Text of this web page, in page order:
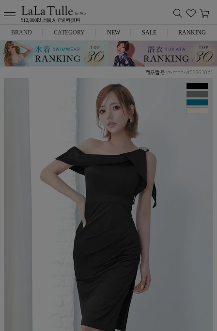
¥12,000以上購入で送料無料
BRAND
Anella
CATEGORY
ミニドレス
NEW SALE RANKING
商品番号 vt-mdd-vt032610z1